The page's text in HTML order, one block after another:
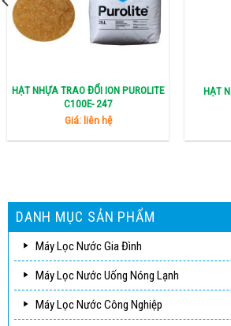
DANH MỤC SẢN PHẨM
Máy Lọc Nước Gia Đình
Máy Lọc Nước Uống Nóng Lạnh
Máy Lọc Nước Công Nghiệp
HẠT NHỰA TRAO ĐỔI ION PUROLITE
C100E- 247
Giá: liên hệ
HẠT